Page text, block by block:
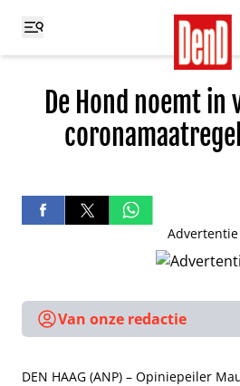
De Hond noemt in
Advertentie
Van onze redactie
DEN HAAG (ANP) – Opiniepeiler